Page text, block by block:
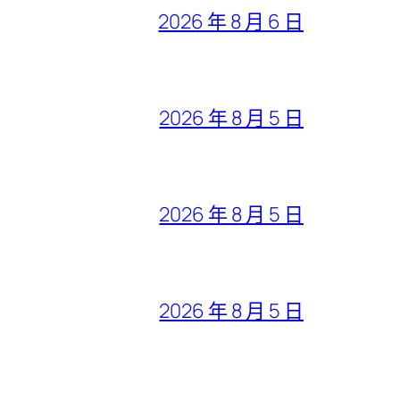
2026 年 8 月 6 日
2026 年 8 月 5 日
2026 年 8 月 5 日
2026 年 8 月 5 日